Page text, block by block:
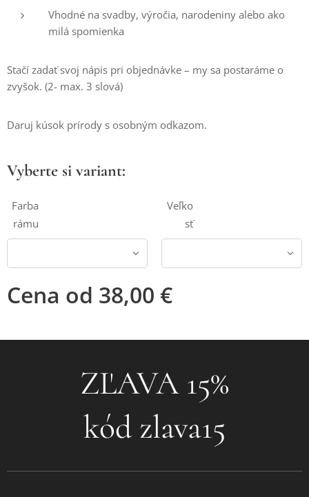
Vhodné na svadby, výročia, narodeniny alebo ako
milá spomienka
Stačí zadať svoj nápis pri objednávke – my sa postaráme o
zvyšok. (2- max. 3 slová)
Daruj kúsok prírody s osobným odkazom.
Vyberte si variant:
Farba
rámu
Veľko
sť
Cena od 38,00 €
❤ZĽAVA 15%❤
kód zlava15